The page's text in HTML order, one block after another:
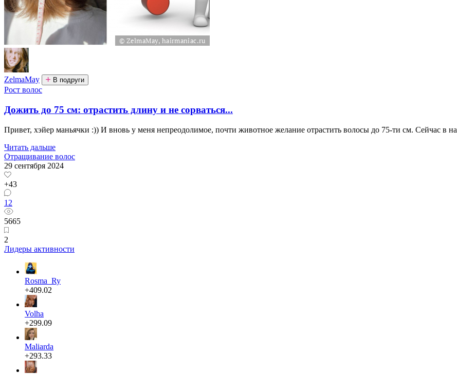
ZelmaMay В подруги
Рост волос
Дожить до 75 см: отрастить длину и не сорваться...
Привет, хэйер маньячки :)) И вновь у меня непреодолимое, почти животное желание отрастить волосы до 75-ти см. Сейчас в
Читать дальше
Отращивание волос
29 сентября 2024
+43
12
5665
2
Лидеры активности
Rosma_Ry
+409.02
Volha
+299.09
Maliarda
+293.33